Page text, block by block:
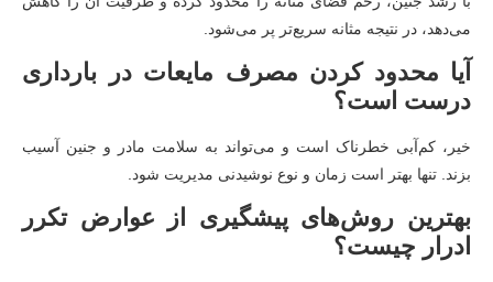
می‌دهد، در نتیجه مثانه سریع‌تر پر می‌شود.
آیا محدود کردن مصرف مایعات در بارداری
درست است؟
خیر، کم‌آبی خطرناک است و می‌تواند به سلامت مادر و جنین آسیب
بزند. تنها بهتر است زمان و نوع نوشیدنی مدیریت شود.
بهترین روش‌های پیشگیری از عوارض تکرر
ادرار چیست؟